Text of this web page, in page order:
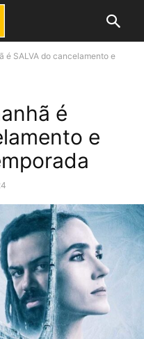
é SALVA do cancelamento e
é
e